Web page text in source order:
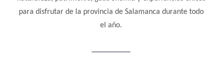
para disfrutar de la provincia de Salamanca durante todo
el año.